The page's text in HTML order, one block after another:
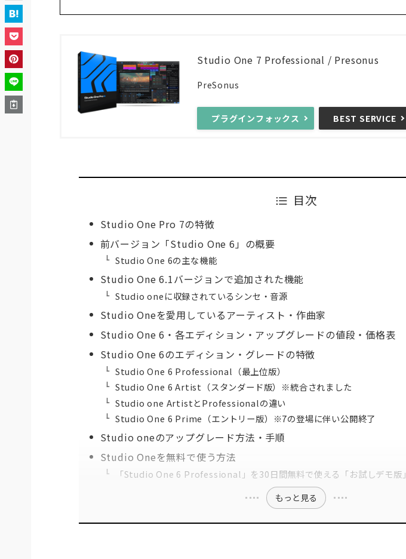
Studio One 7 Professional / Presonus
PreSonus
プラグインフォックス BEST SERVICE
目次
Studio One Pro 7の特徴
前バージョン「Studio One 6」の概要
Studio One 6の主な機能
Studio One 6.1バージョンで追加された機能
Studio oneに収録されているシンセ・音源
Studio Oneを愛用しているアーティスト・作曲家
Studio One 6・各エディション・アップグレードの値段・価格表
Studio One 6のエディション・グレードの特徴
Studio One 6 Professional（最上位版）
Studio One 6 Artist（スタンダード版）※統合されました
Studio one ArtistとProfessionalの違い
Studio One 6 Prime（エントリー版）※7の登場に伴い公開終了
Studio oneのアップグレード方法・手順
Studio Oneを無料で使う方法
「Studio One 6 Professional」を30日間無料で使える「お試しデモ版」
もっと見る